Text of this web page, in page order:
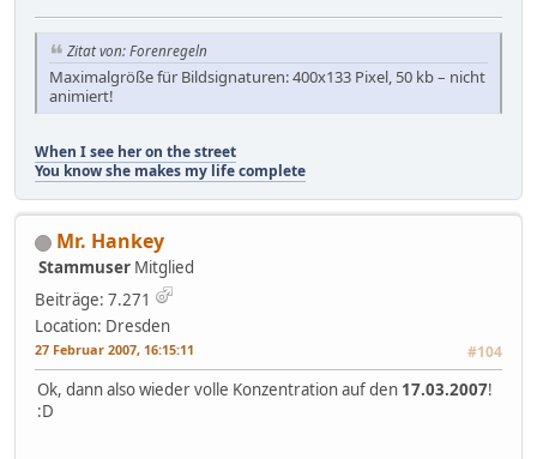
Zitat von: Forenregeln
Maximalgröße für Bildsignaturen: 400x133 Pixel, 50 kb – nicht
animiert!
When I see her on the street
You know she makes my life complete
Mr. Hankey
Stammuser Mitglied
Beiträge: 7.271
Location: Dresden
27 Februar 2007, 16:15:11 #104
Ok, dann also wieder volle Konzentration auf den 17.03.2007!
:D